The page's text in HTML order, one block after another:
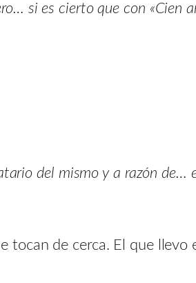
si es cierto que con «Cien
del mismo y a razón de…
tocan de cerca. El que llevo